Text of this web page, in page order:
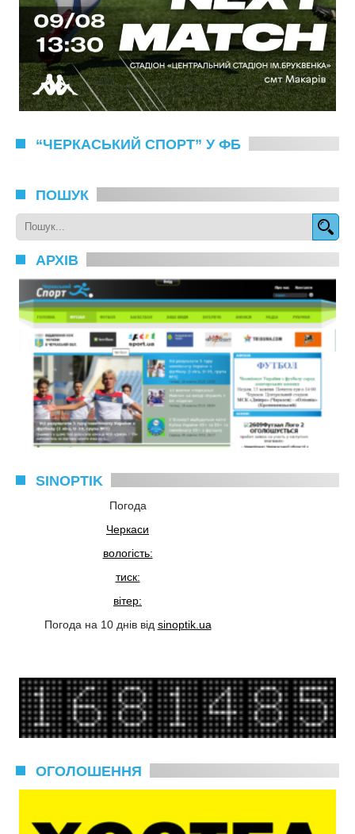
“ЧЕРКАСЬКИЙ СПОРТ” У ФБ
ПОШУК
АРХІВ
SINOPTIK
Погода
Черкаси
вологість:
тиск:
вітер:
Погода на 10 днів від sinoptik.ua
ОГОЛОШЕННЯ